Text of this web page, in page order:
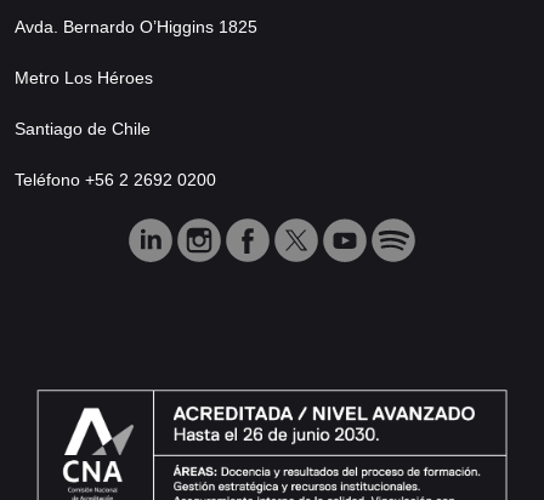
Avda. Bernardo O’Higgins 1825
Metro Los Héroes
Santiago de Chile
Teléfono +56 2 2692 0200